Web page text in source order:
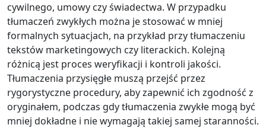
cywilnego, umowy czy świadectwa. W przypadku
tłumaczeń zwykłych można je stosować w mniej
formalnych sytuacjach, na przykład przy tłumaczeniu
tekstów marketingowych czy literackich. Kolejną
różnicą jest proces weryfikacji i kontroli jakości.
Tłumaczenia przysięgłe muszą przejść przez
rygorystyczne procedury, aby zapewnić ich zgodność z
oryginałem, podczas gdy tłumaczenia zwykłe mogą być
mniej dokładne i nie wymagają takiej samej staranności.